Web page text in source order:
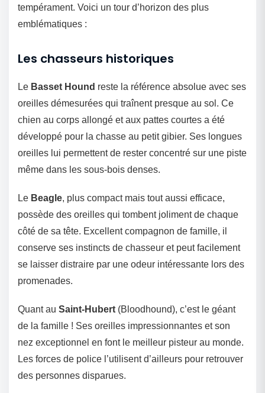
tempérament. Voici un tour d’horizon des plus
emblématiques :
Les chasseurs historiques
Le Basset Hound reste la référence absolue avec ses
oreilles démesurées qui traînent presque au sol. Ce
chien au corps allongé et aux pattes courtes a été
développé pour la chasse au petit gibier. Ses longues
oreilles lui permettent de rester concentré sur une piste
même dans les sous-bois denses.
Le Beagle, plus compact mais tout aussi efficace,
possède des oreilles qui tombent joliment de chaque
côté de sa tête. Excellent compagnon de famille, il
conserve ses instincts de chasseur et peut facilement
se laisser distraire par une odeur intéressante lors des
promenades.
Quant au Saint-Hubert (Bloodhound), c’est le géant
de la famille ! Ses oreilles impressionnantes et son
nez exceptionnel en font le meilleur pisteur au monde.
Les forces de police l’utilisent d’ailleurs pour retrouver
des personnes disparues.